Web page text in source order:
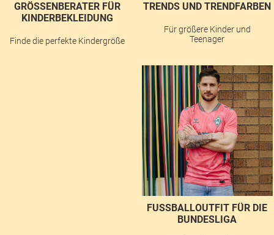
GRÖSSENBERATER FÜR K
INDERBEKLEIDUNG
Finde die perfekte Kindergröße
TRENDS UND TRENDFARBEN
Für größere Kinder und
Teenager
FUSSBALLOUTFIT FÜR DIE B
UNDESLIGA